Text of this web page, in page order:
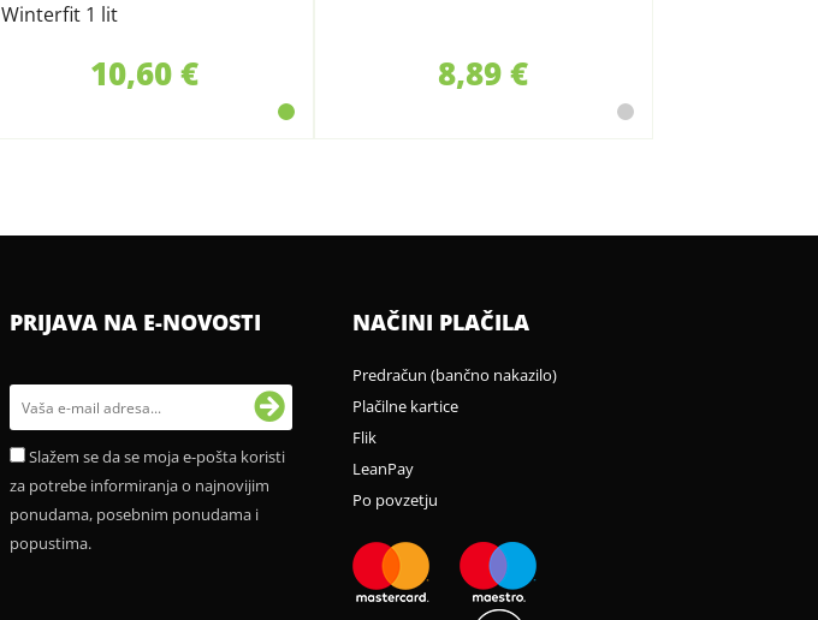
Winterfit 1 lit
10,60 € 8,89 €
PRIJAVA NA E-NOVOSTI
Slažem se da se moja e-pošta koristi
za potrebe informiranja o najnovijim
ponudama, posebnim ponudama i
popustima.
NAČINI PLAČILA
Predračun (bančno nakazilo)
Plačilne kartice
Flik
LeanPay
Po povzetju